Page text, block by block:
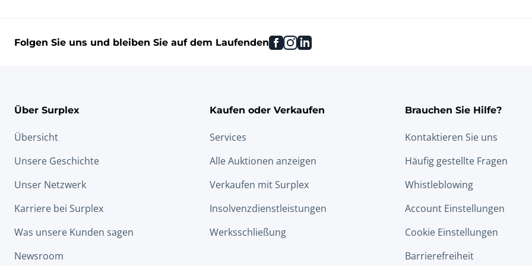
Folgen Sie uns und bleiben Sie auf dem Laufenden facebook
instagram
linkedin
Über Surplex
Übersicht
Unsere Geschichte
Unser Netzwerk
Karriere bei Surplex
Was unsere Kunden sagen
Newsroom
Kaufen oder Verkaufen
Services
Alle Auktionen anzeigen
Verkaufen mit Surplex
Insolvenzdienstleistungen
Werksschließung
Brauchen Sie Hilfe?
Kontaktieren Sie uns
Häufig gestellte Fragen
Whistleblowing
Account Einstellungen
Cookie Einstellungen
Barrierefreiheit